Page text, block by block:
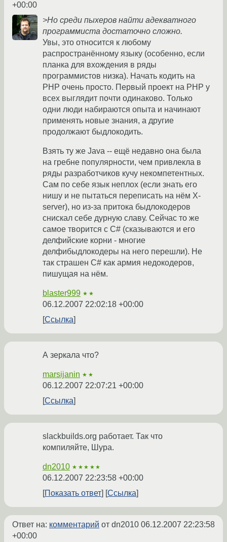
+00:00
>Но среди пыхеров найти адекватного
программиста достаточно сложно.
Увы, это относится к любому
распространённому языку (особенно, если
планка для вхождения в ряды
программистов низка). Начать кодить на
PHP очень просто. Первый проект на PHP у
всех выглядит почти одинаково. Только
одни люди набираются опыта и начинают
применять новые знания, а другие
продолжают быдлокодить.
Взять ту же Java -- ещё недавно она была
на гребне популярности, чем привлекла в
ряды разработчиков кучу некомпетентных.
Сам по себе язык неплох (если знать его
нишу и не пытаться переписать на нём X-
server), но из-за притока быдлокодеров
снискал себе дурную славу. Сейчас то же
самое творится с C# (сказываются и его
делфийские корни - многие
делфибыдлокодеры на него перешли). Не
так страшен C# как армия недокодеров,
пишущая на нём.
blaster999 ★★
06.12.2007 22:02:18 +00:00
Ссылка
А зеркала что?
marsijanin ★★
06.12.2007 22:07:21 +00:00
Ссылка
slackbuilds.org работает. Так что
компиляйте, Шура.
dn2010 ★★★★★
06.12.2007 22:23:58 +00:00
Показать ответ
Ссылка
Ответ на: комментарий от dn2010 06.12.2007 22:23:58
+00:00